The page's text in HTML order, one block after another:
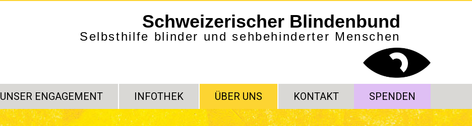
Schweizerischer Blindenbund
Selbsthilfe blinder und sehbehinderter Menschen
UNSER ENGAGEMENT INFOTHEK ÜBER UNS KONTAKT SPENDEN